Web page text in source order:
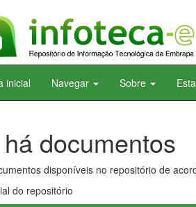
inicial Navegar Sobre
documentos
disponíveis no repositório de
do repositório